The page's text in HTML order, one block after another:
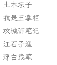
土木坛子
我是王掌柜
攻城狮笔记
江石子渔
浮白载笔